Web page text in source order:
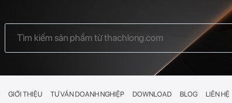
GIỚI THIỆU TƯ VẤN DOANH NGHIỆP DOWNLOAD BLOG LIÊN HỆ